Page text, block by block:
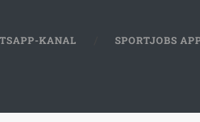
KANAL SPORTJOBS